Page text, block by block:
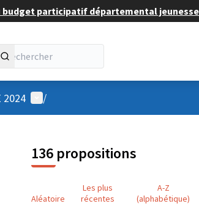
participatif départemental jeunesse
2024 Menu utilisateur
/
136 propositions
Aléatoire
Les plus
récentes
A-Z
(alphabétique)